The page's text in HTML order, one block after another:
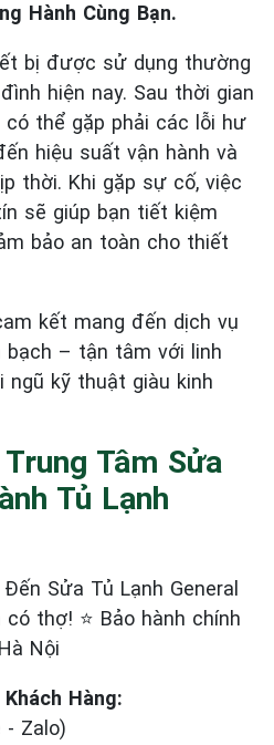
Hành Cùng Bạn.
bị được sử dụng thường
hiện nay. Sau thời gian
thể gặp phải các lỗi hư
hiệu suất vận hành và
thời. Khi gặp sự cố, việc
sẽ giúp bạn tiết kiệm
bảo an toàn cho thiết
kết mang đến dịch vụ
bạch – tận tâm với linh
ngũ kỹ thuật giàu kinh
Tâm Sửa
Tủ Lạnh
Sửa Tủ Lạnh General
thợ! ⭐ Bảo hành chính
Nội
Hàng:
- Zalo)